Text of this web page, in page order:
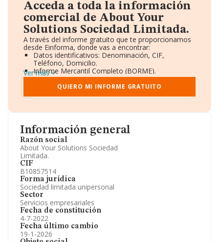
Información general
Razón social
About Your Solutions Sociedad
Limitada.
CIF
B10857514
Forma jurídica
Sociedad limitada unipersonal
Sector
Servicios empresariales
Fecha de constitución
4-7-2022
Fecha último cambio
19-1-2026
Acceda a toda la información
comercial de About Your
Solutions Sociedad Limitada.
A través del informe gratuito que te proporcionamos
desde Einforma, donde vas a encontrar:
Datos identificativos: Denominación, CIF,
Teléfono, Domicilio.
Informe Mercantil Completo (BORME).
Gráficos de Evolución Ventas y Empleados.
Consejo de Administración y Administradores.
Directivos y Ejecutivos.
Información oficial y registral complementaria.
Ver más
QUIERO MI INFORME GRATUITO